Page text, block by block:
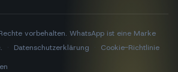
vorbehalten. WhatsApp ist eine Marke
· Datenschutzerklärung ·
Cookie-Richtlinie